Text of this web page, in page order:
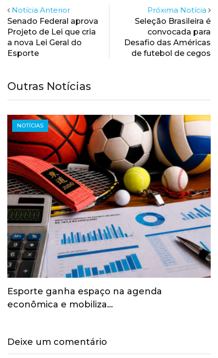
Notícia Anterior
Senado Federal aprova
Projeto de Lei que cria
a nova Lei Geral do
Esporte
Próxima Notícia
Seleção Brasileira é
convocada para
Desafio das Américas
de futebol de cegos
Outras Notícias
NOTÍCIAS
Esporte ganha espaço na agenda
econômica e mobiliza…
Deixe um comentário